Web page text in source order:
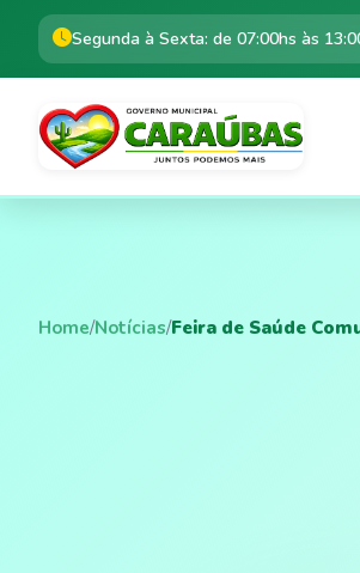
Segunda à Sexta: de 07:00hs às
Home/Notícias/Feira de Saúde